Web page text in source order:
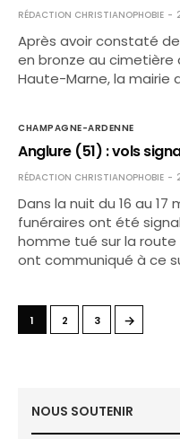
RÉDACTION CHRISTIANOPHOBIE
Après avoir constaté
en bronze au cimetière
Haute-Marne, la mairie
CHAMPAGNE-ARDENNE
Anglure (51) : vols
RÉDACTION CHRISTIANOPHOBIE
Dans la nuit du 16 au 17
funéraires ont été
homme tué sur la route
ont communiqué à ce
1 2 3 →
NOUS SOUTENIR